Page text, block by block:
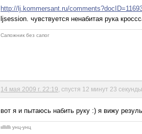
http://lj.kommersant.ru/
ljsession. чувствуется ненабитая рука
Сапожник без сапог
14 мая 2009 г. 22:19 , спустя 12 минут 23 секунды
вот я и пытаюсь набить руку :) я вижу
ιιlllιlllι унц-унц